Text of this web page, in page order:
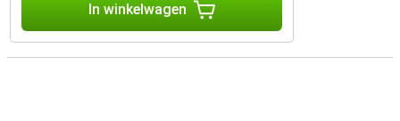
In winkelwagen